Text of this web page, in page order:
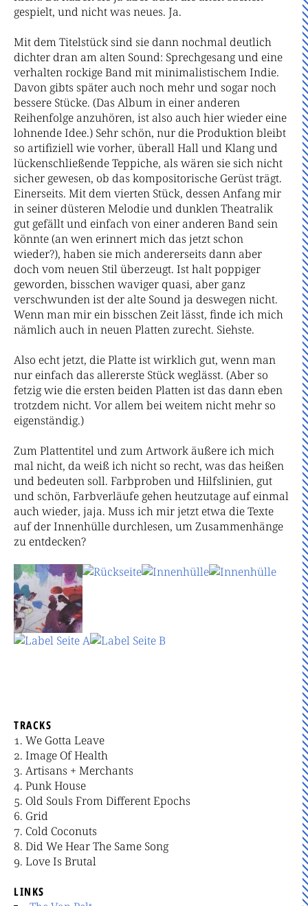
gespielt, und nicht was neues. Ja.
Mit dem Titelstück sind sie dann nochmal deutlich
dichter dran am alten Sound: Sprechgesang und eine
verhalten rockige Band mit minimalistischem Indie.
Davon gibts später auch noch mehr und sogar noch
bessere Stücke. (Das Album in einer anderen
Reihenfolge anzuhören, ist also auch hier wieder eine
lohnende Idee.) Sehr schön, nur die Produktion bleibt
so artifiziell wie vorher, überall Hall und Klang und
lückenschließende Teppiche, als wären sie sich nicht
sicher gewesen, ob das kompositorische Gerüst trägt.
Einerseits. Mit dem vierten Stück, dessen Anfang mir
in seiner düsteren Melodie und dunklen Theatralik
gut gefällt und einfach von einer anderen Band sein
könnte (an wen erinnert mich das jetzt schon
wieder?), haben sie mich andererseits dann aber
doch vom neuen Stil überzeugt. Ist halt poppiger
geworden, bisschen waviger quasi, aber ganz
verschwunden ist der alte Sound ja deswegen nicht.
Wenn man mir ein bisschen Zeit lässt, finde ich mich
nämlich auch in neuen Platten zurecht. Siehste.
Also echt jetzt, die Platte ist wirklich gut, wenn man
nur einfach das allererste Stück weglässt. (Aber so
fetzig wie die ersten beiden Platten ist das dann eben
trotzdem nicht. Vor allem bei weitem nicht mehr so
eigenständig.)
Zum Plattentitel und zum Artwork äußere ich mich
mal nicht, da weiß ich nicht so recht, was das heißen
und bedeuten soll. Farbproben und Hilfslinien, gut
und schön, Farbverläufe gehen heutzutage auf einmal
auch wieder, jaja. Muss ich mir jetzt etwa die Texte
auf der Innenhülle durchlesen, um Zusammenhänge
zu entdecken?
TRACKS
We Gotta Leave
Image Of Health
Artisans + Merchants
Punk House
Old Souls From Different Epochs
Grid
Cold Coconuts
Did We Hear The Same Song
Love Is Brutal
LINKS